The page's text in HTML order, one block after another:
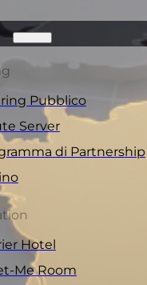
Pubblico
Server
di Partnership
Hotel
Me Room